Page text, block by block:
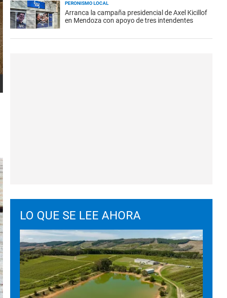
PERONISMO LOCAL
Arranca la campaña presidencial de Axel Kicillof
en Mendoza con apoyo de tres intendentes
LO QUE SE LEE AHORA